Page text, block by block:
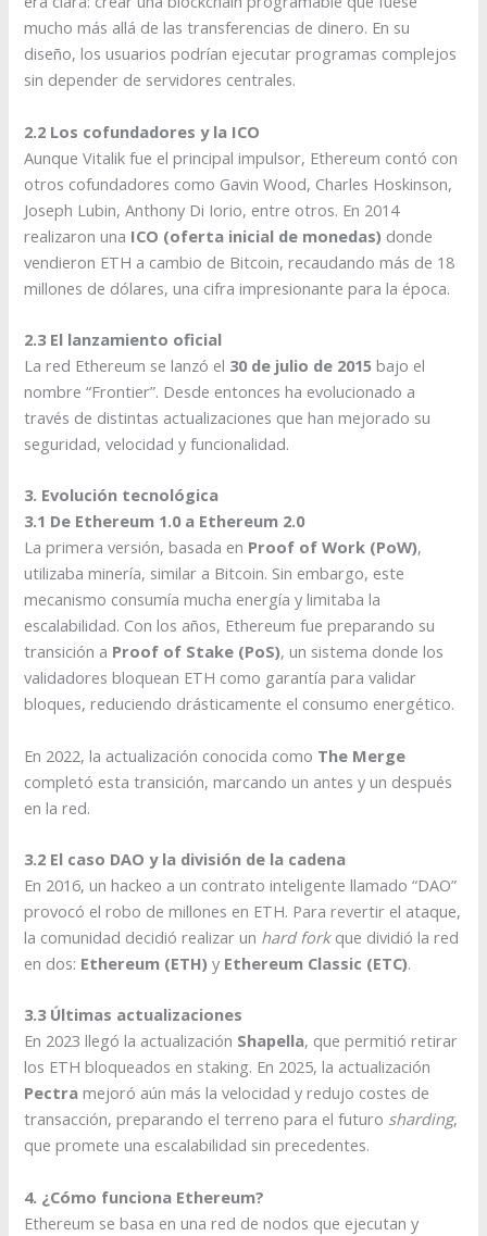
mucho más allá de las transferencias de dinero. En su
diseño, los usuarios podrían ejecutar programas complejos
sin depender de servidores centrales.
2.2 Los cofundadores y la ICO
Aunque Vitalik fue el principal impulsor, Ethereum contó con
otros cofundadores como Gavin Wood, Charles Hoskinson,
Joseph Lubin, Anthony Di Iorio, entre otros. En 2014
realizaron una ICO (oferta inicial de monedas) donde
vendieron ETH a cambio de Bitcoin, recaudando más de 18
millones de dólares, una cifra impresionante para la época.
2.3 El lanzamiento oficial
La red Ethereum se lanzó el 30 de julio de 2015 bajo el
nombre “Frontier”. Desde entonces ha evolucionado a
través de distintas actualizaciones que han mejorado su
seguridad, velocidad y funcionalidad.
3. Evolución tecnológica
3.1 De Ethereum 1.0 a Ethereum 2.0
La primera versión, basada en Proof of Work (PoW),
utilizaba minería, similar a Bitcoin. Sin embargo, este
mecanismo consumía mucha energía y limitaba la
escalabilidad. Con los años, Ethereum fue preparando su
transición a Proof of Stake (PoS), un sistema donde los
validadores bloquean ETH como garantía para validar
bloques, reduciendo drásticamente el consumo energético.
En 2022, la actualización conocida como The Merge
completó esta transición, marcando un antes y un después
en la red.
3.2 El caso DAO y la división de la cadena
En 2016, un hackeo a un contrato inteligente llamado “DAO”
provocó el robo de millones en ETH. Para revertir el ataque,
la comunidad decidió realizar un hard forkque dividió la red
en dos: Ethereum (ETH) y Ethereum Classic (ETC).
3.3 Últimas actualizaciones
En 2023 llegó la actualización Shapella, que permitió retirar
los ETH bloqueados en staking. En 2025, la actualización
Pectra mejoró aún más la velocidad y redujo costes de
transacción, preparando el terreno para el futuro sharding,
que promete una escalabilidad sin precedentes.
4. ¿Cómo funciona Ethereum?
Ethereum se basa en una red de nodos que ejecutan y